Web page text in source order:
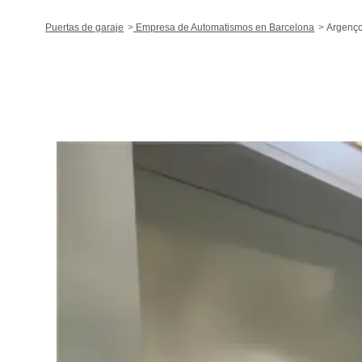
Puertas de garaje Empresa de Automatismos en Barcelona